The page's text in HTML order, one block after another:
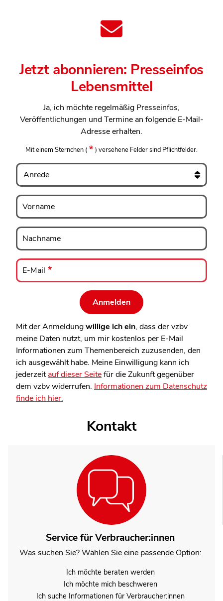
Jetzt abonnieren: Presseinfos
Lebensmittel
Ja, ich möchte regelmäßig Presseinfos,
Veröffentlichungen und Termine an folgende E-Mail-
Adresse erhalten.
Mit einem Sternchen ( ) versehene Felder sind Pflichtfelder.
Anrede
Vorname
Vorname
Nachname
Nachname
E-
Mail
E-Mail
Mit der Anmeldungwillige ich ein, dass der vzbv
meine Daten nutzt, um mir kostenlos per E-Mail
Informationen zum Themenbereich zuzusenden, den
ich ausgewählt habe. Meine Einwilligung kann ich
jederzeitauf dieser Seitefür die Zukunft gegenüber
dem vzbv widerrufen. Informationen zum Datenschutz
finde ich hier.
Kontakt
Service für Verbraucher:innen
Was suchen Sie? Wählen Sie eine passende Option:
Ich möchte beraten werden
Ich möchte mich beschweren
Ich suche Informationen für Verbraucher:innen